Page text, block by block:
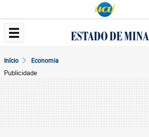
Início Economia
Publicidade